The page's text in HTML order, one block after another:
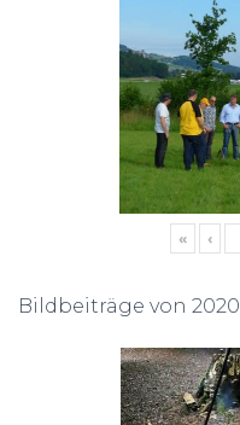
« ‹
Bildbeiträge von 2020